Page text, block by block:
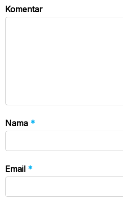
Komentar
Nama *
Email *